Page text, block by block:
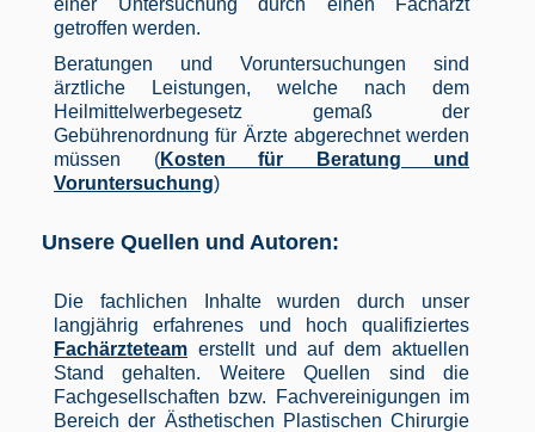
einer Untersuchung durch einen Facharzt
getroffen werden.
Beratungen und Voruntersuchungen sind
ärztliche Leistungen, welche nach dem
Heilmittelwerbegesetz gemaß der
Gebührenordnung für Ärzte abgerechnet werden
müssen (Kosten für Beratung und
Voruntersuchung)
Unsere Quellen und Autoren:
Die fachlichen Inhalte wurden durch unser
langjährig erfahrenes und hoch qualifiziertes
Fachärzteteam erstellt und auf dem aktuellen
Stand gehalten. Weitere Quellen sind die
Fachgesellschaften bzw. Fachvereinigungen im
Bereich der Ästhetischen Plastischen Chirurgie